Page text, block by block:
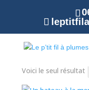
Accueil/ Produit
Isère
Voici le seul résultat